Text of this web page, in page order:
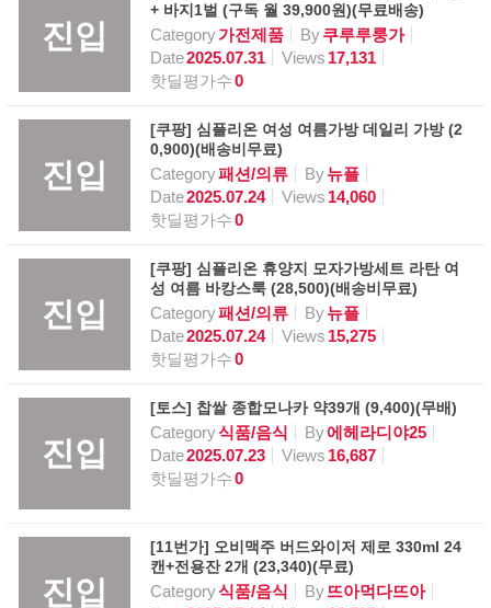
진입
+ 바지1벌 (구독 월 39,900원)(무료배송)
Category가전제품 By쿠루루룽가
Date2025.07.31 Views 17,131
핫딜평가수0
진입
[쿠팡] 심플리온 여성 여름가방 데일리 가방 (2
0,900)(배송비무료)
Category패션/의류 By뉴플
Date2025.07.24 Views 14,060
핫딜평가수0
진입
[쿠팡] 심플리온 휴양지 모자가방세트 라탄 여
성 여름 바캉스룩 (28,500)(배송비무료)
Category패션/의류 By뉴플
Date2025.07.24 Views 15,275
핫딜평가수0
진입
[토스] 찹쌀 종합모나카 약39개 (9,400)(무배)
Category식품/음식 By에헤라디야25
Date2025.07.23 Views 16,687
핫딜평가수0
진입
[11번가] 오비맥주 버드와이저 제로 330ml 24
캔+전용잔 2개 (23,340)(무료)
Category식품/음식 By뜨아먹다뜨아